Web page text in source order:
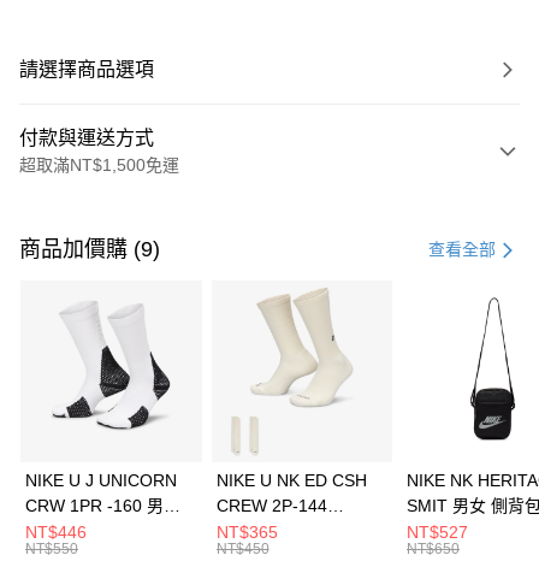
請選擇商品選項
付款與運送方式
超取滿NT$1,500免運
信用卡一次付款
3 期 0 利率 每期 21家銀行
合作金庫商業銀行
第一商業銀行
華南商業銀行
彰化商業銀行
上海商業儲蓄銀行
元大商業銀行
Apple Pay
全盈+PAY
AFTEE先享後付
商品加價購 (9) 查看全部
NIKE U J UNICORN
CRW 1PR -160 男女
中統襪 FZ3393100
NT$446
NT$550
NIKE U NK ED CSH
CREW 2P-144
EMBRDY 男女 短統襪
FZ3073133
NT$365
NT$450
NIKE NK
SMIT 男女 側背
BA5871010
NT$527
NT$650